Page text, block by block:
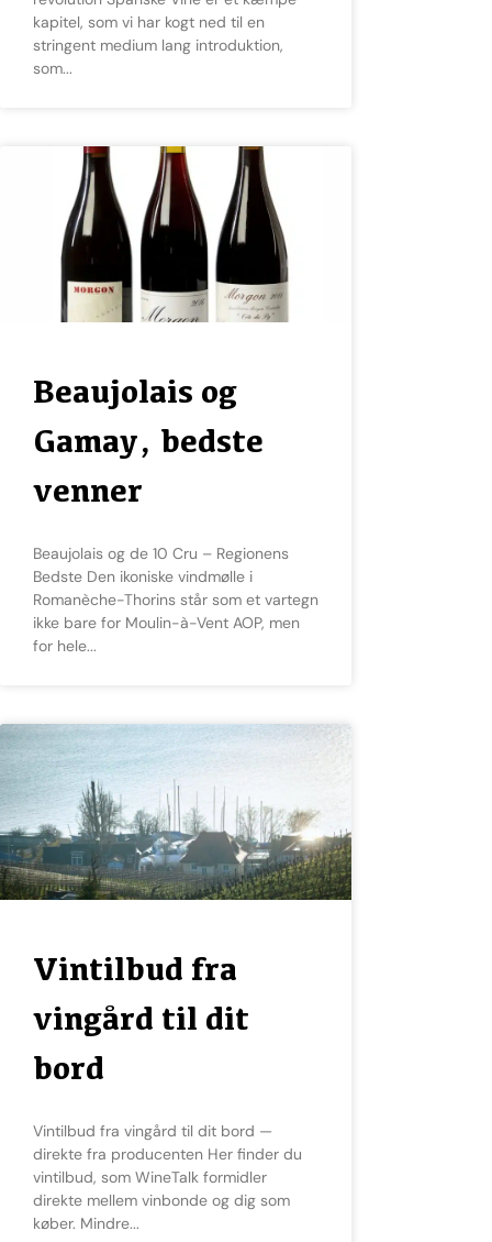
kapitel, som vi har kogt ned til en
stringent medium lang introduktion,
som
Beaujolais og
Gamay, bedste
venner
Beaujolais og de 10 Cru – Regionens
Bedste Den ikoniske vindmølle i
Romanèche-Thorins står som et vartegn
ikke bare for Moulin-à-Vent AOP, men
for hele
Vintilbud fra
vingård til dit
bord
Vintilbud fra vingård til dit bord —
direkte fra producenten Her finder du
vintilbud, som WineTalk formidler
direkte mellem vinbonde og dig som
køber. Mindre